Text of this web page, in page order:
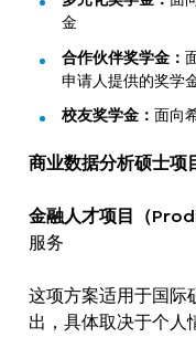
金
合作伙伴奖学金：
申请人提供的奖学
校友奖学金： 面向
商业数据分析硕士项
金融人才项目（
服务
这项方案适用于国际
出，具体取决于个人